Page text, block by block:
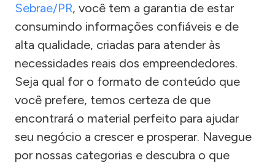
Sebrae/PR, você tem a garantia de estar
consumindo informações confiáveis e de
alta qualidade, criadas para atender às
necessidades reais dos empreendedores.
Seja qual for o formato de conteúdo que
você prefere, temos certeza de que
encontrará o material perfeito para ajudar
seu negócio a crescer e prosperar. Navegue
por nossas categorias e descubra o que